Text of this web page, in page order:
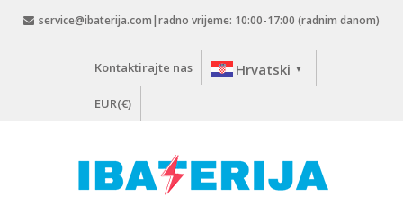
service@ibaterija.com|radno vrijeme: 10:00-17:00 (radnim danom)
Kontaktirajte nas Hrvatski ▼
EUR(€)